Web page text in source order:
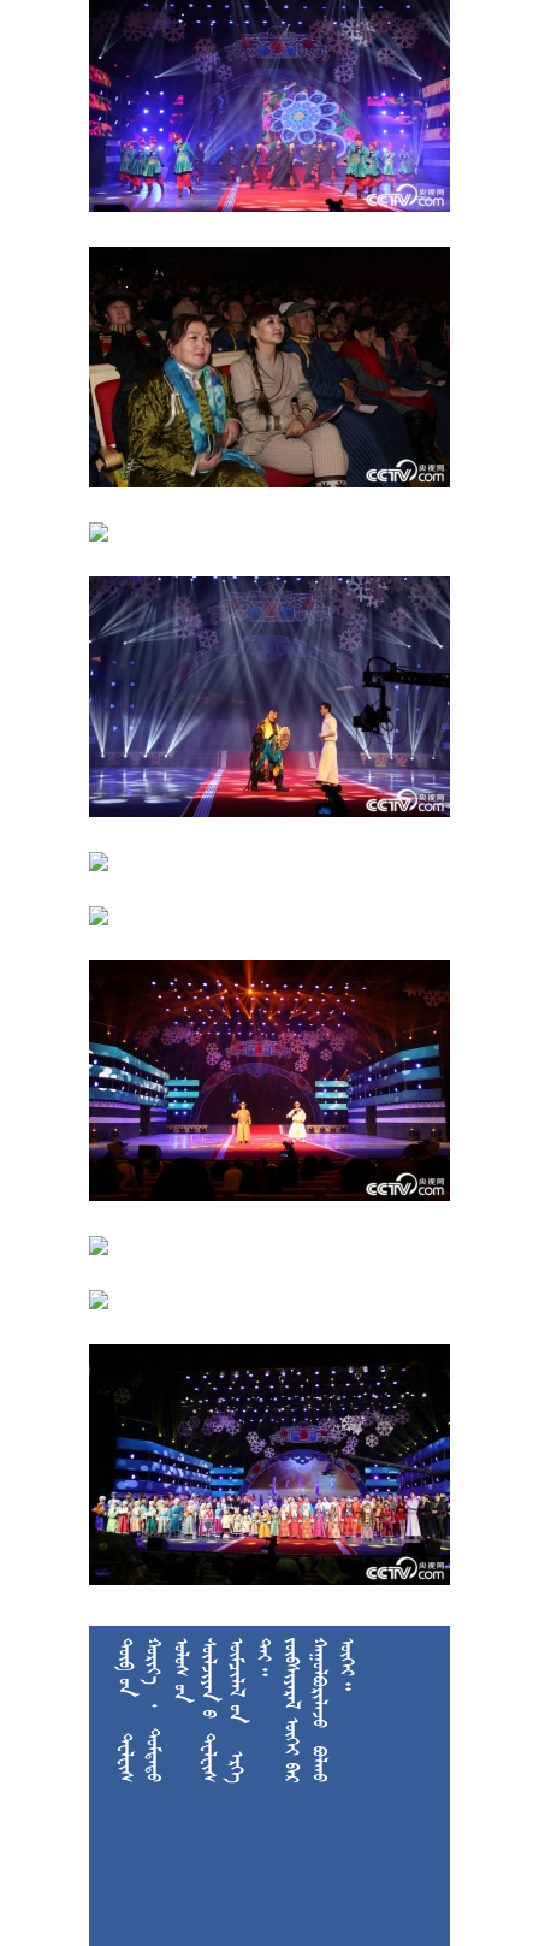

































































  






































 